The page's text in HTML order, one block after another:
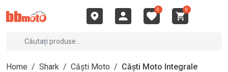
0 0
Home / Shark / Căști Moto / Căști Moto Integrale